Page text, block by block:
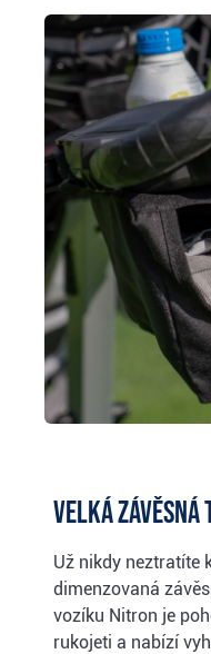
Velká
Už nikdy neztratíte
dimenzovaná
vozíku Nitron je
rukojeti a nabízí